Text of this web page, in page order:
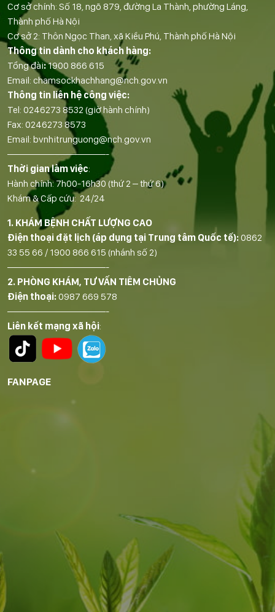
Cơ sở chính: Số 18, ngõ 879, đường La Thành, phường Láng,
Thành phố Hà Nội
Cơ sở 2: Thôn Ngọc Than, xã Kiều Phú, Thành phố Hà Nội
Thông tin dành cho khách hàng:
Tổng đài:1900 866 615
Email: chamsockhachhang@nch.gov.vn
Thông tin liên hệ công việc:
Tel: 0246273 8532 (giờ hành chính)
Fax: 0246273 8573
Email: bvnhitrunguong@nch.gov.vn
——————————-
Thời gian làm việc:
Hành chính: 7h00-16h30 (thứ 2 – thứ 6)
Khám & Cấp cứu: 24/24
1. KHÁM BỆNH CHẤT LƯỢNG CAO
Điện thoại đặt lịch (áp dụng tại Trung tâm Quốc tế):0862
33 55 66 / 1900 866 615 (nhánh số 2)
——————————-
2. PHÒNG KHÁM, TƯ VẤN TIÊM CHỦNG
Điện thoại:0987 669 578
——————————-
Liên kết mạng xã hội:
FANPAGE